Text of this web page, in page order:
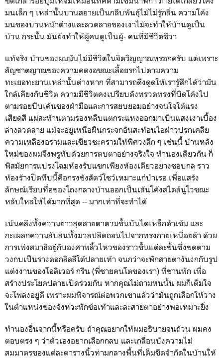
มนเล็ก ๆ เหล่านั้นบานสยายเป็นกลีบพันธุ์ไม้ไม่รู้กลิ่น ความโค้ง
มนของบานหน้าต่างและลวดลายของเงาไม้จะทำให้บ้านดูเป็น
บ้าน กระนั้น มันยังทำให้ผู้คนดูเป็นผู้- คนที่มีชีวิตชีวา
แท้จริง บ้านของผมมันไม่มีชีวิตในจิตวิญญาณหรอกครับ แต่เพราะ
สัญชาตญาณของความคดงอขณะเลื้อยรกไปตามความ
ทะเยอทะยานเหล่านั้นต่างหาก ที่สามารถดึงดูดให้เรารู้สึกได้ว่ามัน
ใกล้เคียงกับชีวิต ความมีชีวิตคงเปรียบดังทรวดทรงที่บิดโค้งไป
ตามรอยบีบเค้นของฝ่ามือและการสยบยอมอย่างจนใจใต้แรง
เสียดสี แผ่สะท้านตามร่องหลืบแตกระแหงออกมาเป็นแสงเงาเบื้อง
ล่างลวดลาย แม้จะอยู่เหนือผืนกระจกอันสะท้อนไอผ่าวปรกเคลีย
ความเหลืองอร่ามและเขียวชะครามให้พิศวงลึก ๆ เช่นนี้ บ้านหลัง
ใหม่ของผมจึงพรูทับด้วยการตบตาอย่างจริงใจ ทำนองเดียวกัน ก็
พิสมัยการแปรงโฉมห้องรับแขกเพียงห้องเดียวอย่างชอบกล ราว
ห้องร้างปิดทึบนี้คือกรงขังสัตว์โชว์เหมาะแก่บำเรอ เพื่อแสร้ง
ลักษณ์เรียบทื่อของโถงกลางบ้านออกเป็นเส้นโค้งสไตล์นูโวขณะ
หลับใหลให้ได้มากที่สุด -- มากเท่าที่จะทำได้
เน้นคลึงทั้งความยาวสุดสายตาตามขั้นบันไดเหล็กดำเข้ม และ
กะเผลกความสับสนทั้งมวลปลิดถอนไปจากทรงกายเหนื่อยล้า ด้วย
การเพ่งสมาธิอยู่กับองศาพลิ้วไหวของราวขั้นแต่ละขั้นซึ่งขดตาม
วงกบเป็นร่างดอกลิลลีใต้ปลายเท้า จนกว่าจะพักสายตางันงกกับรูป
แต่งงานของโอลิเวอร์ กรีน (พี่ชายคนโตของเรา) ที่ชานพัก เพื่อ
สร้างประโยคปลายเปิดร่วมกัน หากคุณไม่ถามหนนั้น ผมก็เต็มใจ
จะโพล่งอยู่ดี เพราะผมพิจารณ์ต่อพวกเขาแล้วว่ามันถูกเลือกให้วาง
ในตำแหน่งของจังหวะพักข้อเท้าและละสายตาอย่างพอเหมาะยิ่ง
ทำนองอื่นจากนี้หรือครับ ถ้าคุณอยากให้ผมอธิบายจนถ้วน ผมคง
ตอบตรง ๆ ว่าตัวเองอยากเลือกกลบ และเกลื่อนบังความไม่
สมมาตรของแต่ละตารางนิ้วท่ามกลางพื้นที่เต็มขีดจำกัดในบ้านให้